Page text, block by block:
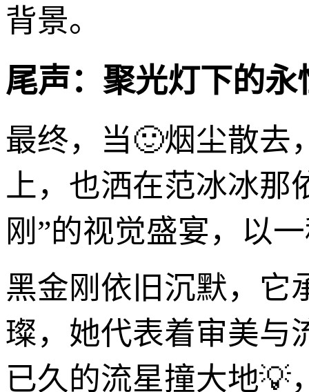
背景。
尾声：聚光灯下的永
最终，当🙂烟尘散去
上，也洒在范冰冰那
刚”的视觉盛宴，以
黑金刚依旧沉默，它
璨，她代表着审美与
已久的流星撞大地💡